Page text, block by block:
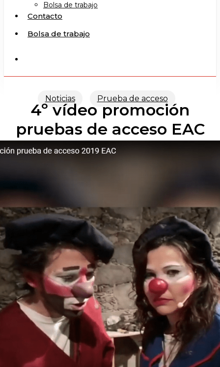
Bolsa de trabajo
Contacto
Bolsa de trabajo
Noticias Prueba de acceso
4º vídeo promoción
pruebas de acceso EAC
2019
»4º vídeo promoción pruebas de acceso EAC